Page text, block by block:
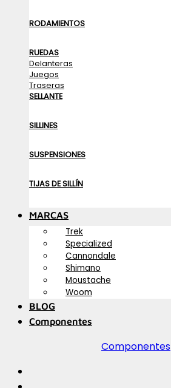
RODAMIENTOS
RUEDAS
Delanteras
Juegos
Traseras
SELLANTE
SILLINES
SUSPENSIONES
TIJAS DE SILLÍN
MARCAS
Trek
Specialized
Cannondale
Shimano
Moustache
Woom
BLOG
Componentes
Componentes